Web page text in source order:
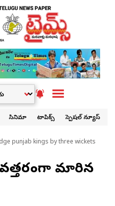
సినిమా టాపిక్స్ స్పెషల్ న్యూస్
punjab kings by three wickets
మారిన